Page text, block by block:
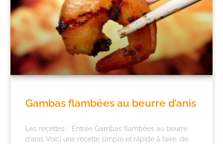
Gambas flambées au beurre d’anis
Les recettes : Entrée Gambas flambées au beurre
d’anis Voici une recette simple et rapide à faire, de